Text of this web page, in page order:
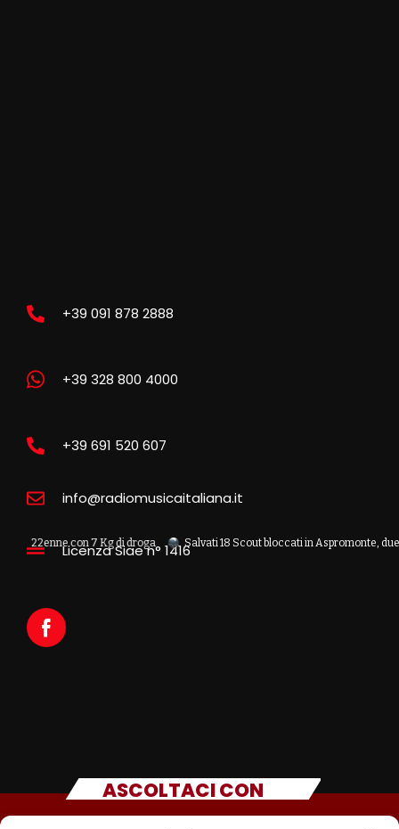
22enne con 7 Kg di droga Salvati 18 Scout bloccati in Aspromonte, due
+39 091 878 2888
+39 328 800 4000
+39 691 520 607
info@radiomusicaitaliana.it
Licenza Siae n° 1416
ASCOLTACI CON